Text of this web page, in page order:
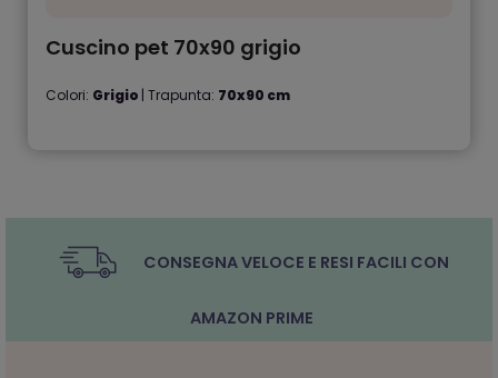
Cuscino pet 70x90 grigio
Colori: Grigio | Trapunta: 70x90 cm
CONSEGNA VELOCE E RESI FACILI CON
AMAZON PRIME